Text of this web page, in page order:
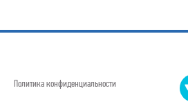
Политика конфиденциальности